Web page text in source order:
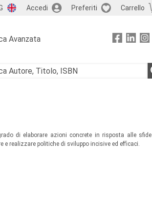
Accedi Preferiti Carrello
Avanzata
di elaborare azioni concrete in risposta alle sfide
e realizzare politiche di sviluppo incisive ed efficaci.